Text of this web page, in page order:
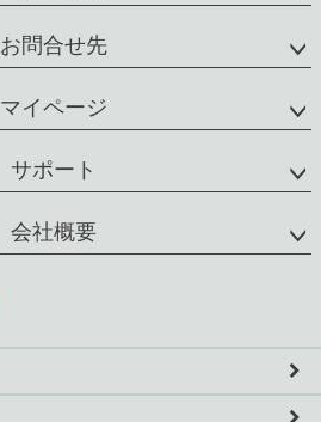
お問合せ先
マイページ
サポート
会社概要